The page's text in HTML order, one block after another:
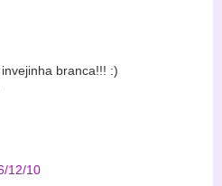
branca!!! :)
12/10